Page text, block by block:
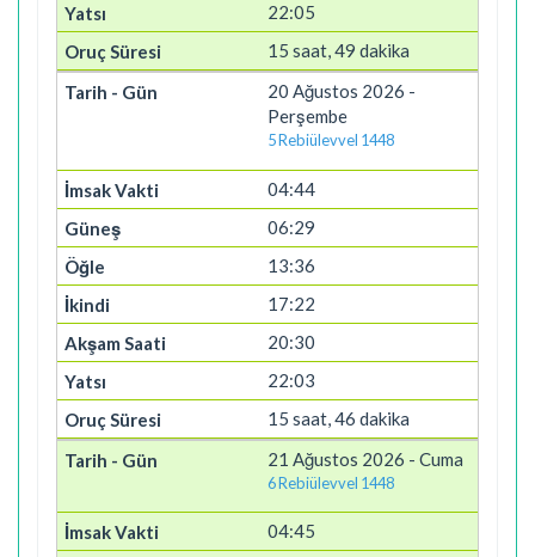
22:05
15 saat, 49 dakika
20 Ağustos 2026 -
Perşembe
5 Rebiülevvel 1448
04:44
06:29
13:36
17:22
20:30
22:03
15 saat, 46 dakika
21 Ağustos 2026 - Cuma
6 Rebiülevvel 1448
04:45